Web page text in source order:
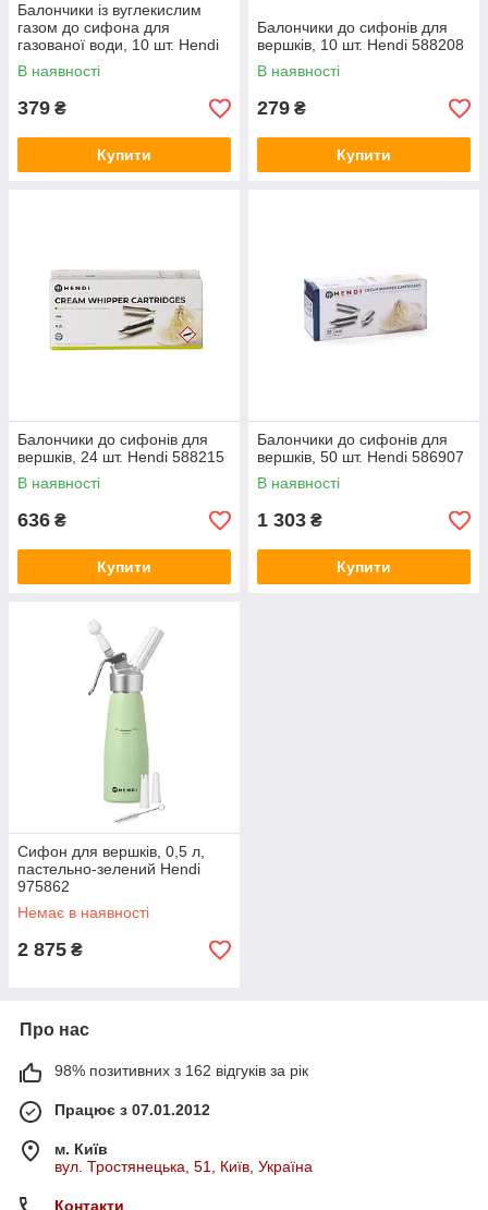
Балончики із вуглекислим
газом до сифона для
газованої води, 10 шт. Hendi
588406
В наявності
379 ₴
Купити
Балончики до сифонів для
вершків, 10 шт. Hendi 588208
В наявності
279 ₴
Купити
Балончики до сифонів для
вершків, 24 шт. Hendi 588215
В наявності
636 ₴
Купити
Балончики до сифонів для
вершків, 50 шт. Hendi 586907
В наявності
1 303 ₴
Купити
Сифон для вершків, 0,5 л,
пастельно-зелений Hendi
975862
Немає в наявності
2 875 ₴
Про нас
98% позитивних з 162 відгуків за рік
Працює з 07.01.2012
м. Київ
вул. Тростянецька, 51, Київ, Україна
Контакти